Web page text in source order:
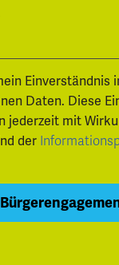
Einverständnis
Daten. Diese
jederzeit mit
der